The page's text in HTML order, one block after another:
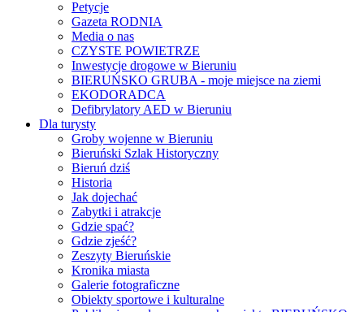
Petycje
Gazeta RODNIA
Media o nas
CZYSTE POWIETRZE
Inwestycje drogowe w Bieruniu
BIERUŃSKO GRUBA - moje miejsce na ziemi
EKODORADCA
Defibrylatory AED w Bieruniu
Dla turysty
Groby wojenne w Bieruniu
Bieruński Szlak Historyczny
Bieruń dziś
Historia
Jak dojechać
Zabytki i atrakcje
Gdzie spać?
Gdzie zjeść?
Zeszyty Bieruńskie
Kronika miasta
Galerie fotograficzne
Obiekty sportowe i kulturalne